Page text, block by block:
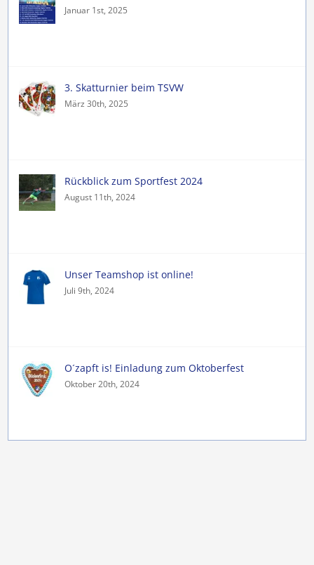
Januar 1st, 2025
3. Skatturnier beim TSVW
März 30th, 2025
Rückblick zum Sportfest 2024
August 11th, 2024
Unser Teamshop ist online!
Juli 9th, 2024
O´zapft is! Einladung zum Oktoberfest
Oktober 20th, 2024